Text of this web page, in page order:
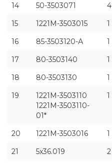
14
50-3503071 4
15
1221М-3503015 1
16
85-3503120-А 1
17
80-3503140 1
18
80-3503130 1
19
1221М-3503110
1221М-3503110-
01*
1
20 1221М-3503016 1
21
5x36.019 2